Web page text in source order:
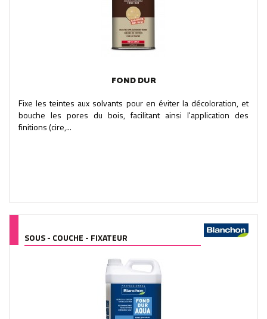
FOND DUR
Fixe les teintes aux solvants pour en éviter la décoloration, et
bouche les pores du bois, facilitant ainsi l'application des
finitions (cire,...
SOUS - COUCHE - FIXATEUR